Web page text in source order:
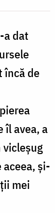
a dat
încă de
îl avea, a
şi-
mei